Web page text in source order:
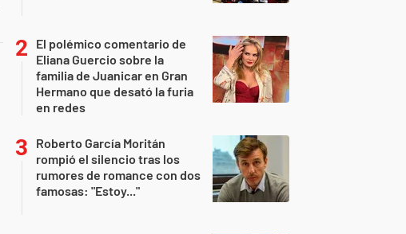
El polémico comentario de
Eliana Guercio sobre la
familia de Juanicar en Gran
Hermano que desató la furia
en redes
Roberto García Moritán
rompió el silencio tras los
rumores de romance con dos
famosas: "Estoy..."